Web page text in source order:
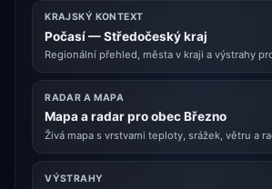
KRAJSKÝ KONTEXT
Počasí — Středočeský kraj
Regionální přehled, města v kraji a výstrahy
RADAR A MAPA
Mapa a radar pro obec Březno
Živá mapa s vrstvami teploty, srážek, větru a
VÝSTRAHY